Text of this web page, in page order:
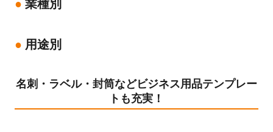
業種別
用途別
名刺・ラベル・封筒などビジネス用品テンプレー
トも充実！